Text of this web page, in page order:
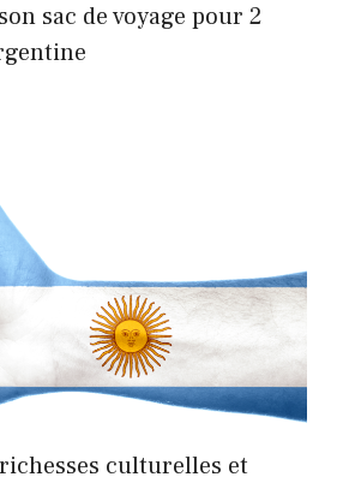
sac de voyage pour 2
culturelles et